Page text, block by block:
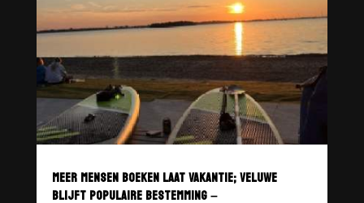
MEER MENSEN BOEKEN LAAT VAKANTIE; VELUWE
BLIJFT POPULAIRE BESTEMMING –